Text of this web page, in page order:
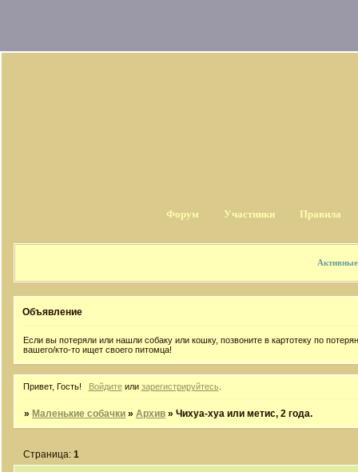
Форум Участники Правила
Объявление
Если вы потеряли или нашли собаку или кошку, позвоните в картотеку по
вашего/кто-то ищет своего питомца!
Привет, Гость! Войдитеили зарегистрируйтесь
» Маленькие собачки »Архив »Чихуа-хуа или метис, 2 года.
Страница:1